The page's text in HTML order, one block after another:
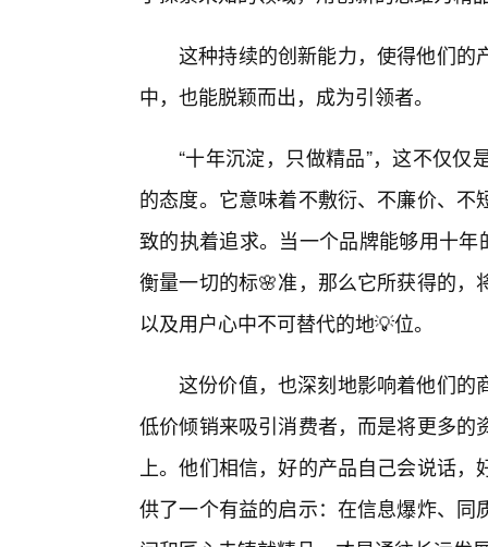
这种持续的创新能力，使得他们的
中，也能脱颖而出，成为引领者。
“十年沉淀，只做精品”，这不仅
的态度。它意味着不敷衍、不廉价、
致的执着追求。当一个品牌能够用十
衡量一切的标🌸准，那么它所获得的
以及用户心中不可替代的地💡位。
这份价值，也深刻地影响着他们的
低价倾销来吸引消费者，而是将更多
上。他们相信，好的产品自己会说话
供了一个有益的启示：在信息爆炸、